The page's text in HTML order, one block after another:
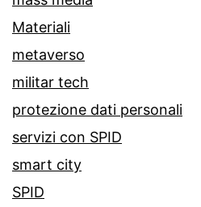
Materiali
metaverso
militar tech
protezione dati personali
servizi con SPID
smart city
SPID